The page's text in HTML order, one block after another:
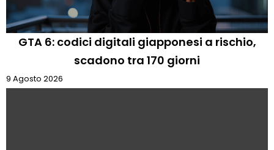
GTA 6: codici digitali giapponesi a rischio,
scadono tra 170 giorni
9 Agosto 2026